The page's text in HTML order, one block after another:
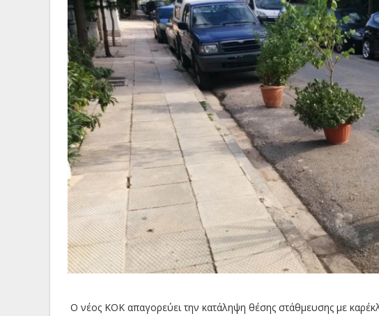
Ο νέος ΚΟΚ απαγορεύει την κατάληψη θέσης στάθμευσης με